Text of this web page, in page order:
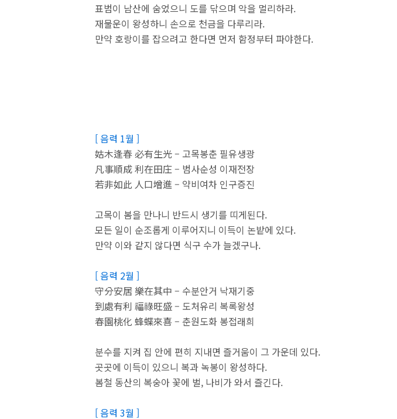
표범이 남산에 숨었으니 도를 닦으며 악을 멀리하라.
재물운이 왕성하니 손으로 천금을 다루리라.
만약 호랑이를 잡으려고 한다면 먼저 함정부터 파야한다.
[ 음력 1월 ]
姑木逢春 必有生光 – 고목봉춘 필유생광
凡事順成 利在田庄 – 범사순성 이재전장
若非如此 人口增進 – 약비여차 인구증진
고목이 봄을 만나니 반드시 생기를 띠게된다.
모든 일이 순조롭게 이루어지니 이득이 논밭에 있다.
만약 이와 같지 않다면 식구 수가 늘겠구나.
[ 음력 2월 ]
守分安居 樂在其中 – 수분안거 낙재기중
到處有利 福祿旺盛 – 도처유리 복록왕성
春園桃化 蜂蝶來喜 – 춘원도화 봉접래희
분수를 지켜 집 안에 편히 지내면 즐거움이 그 가운데 있다.
곳곳에 이득이 있으니 복과 녹봉이 왕성하다.
봄철 동산의 복숭아 꽃에 벌, 나비가 와서 즐긴다.
[ 음력 3월 ]